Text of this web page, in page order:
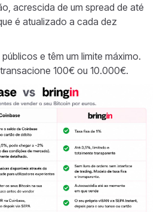
acrescida de um spread de até
é atualizado a cada dez
e têm um limite máximo.
100€ ou 10.000€.